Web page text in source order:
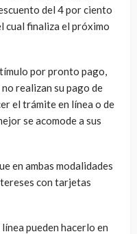
del 4 por ciento
cual finaliza el próximo
por pronto pago,
realizan su pago de
el trámite en línea o de
se acomode a sus
en ambas modalidades
con tarjetas
pueden hacerlo en